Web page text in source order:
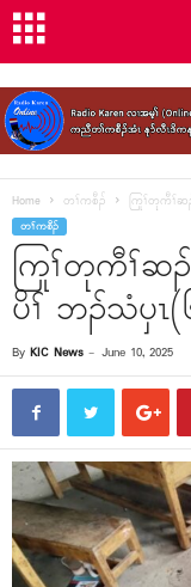
Home တၢ်ကစီၣ် ကြုၢ်တုကီၢ်ဆ
တၢ်ကစီၣ်
ကြုၢ်တုကီၢ်ဆ
ပိၢ် ဘၣ်သံပှၤ(
By KIC News - June 10, 2025